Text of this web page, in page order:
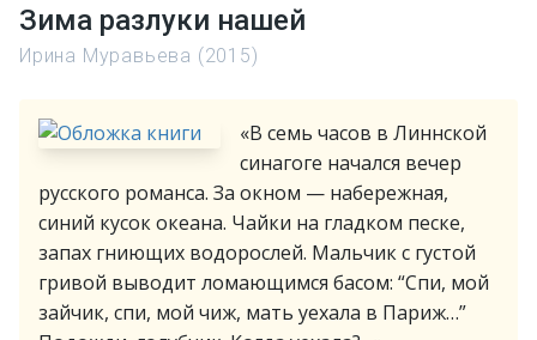
Зима разлуки нашей
Ирина Муравьева (2015)
«В семь часов в Линнской
синагоге начался вечер
русского романса. За окном — набережная,
синий кусок океана. Чайки на гладком песке,
запах гниющих водорослей. Мальчик с густой
гривой выводит ломающимся басом: “Спи, мой
зайчик, спи, мой чиж, мать уехала в Париж…”